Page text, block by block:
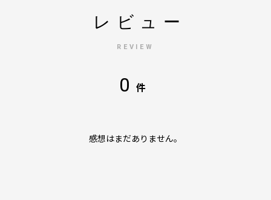
レビュー
REVIEW
0 件
感想はまだありません。